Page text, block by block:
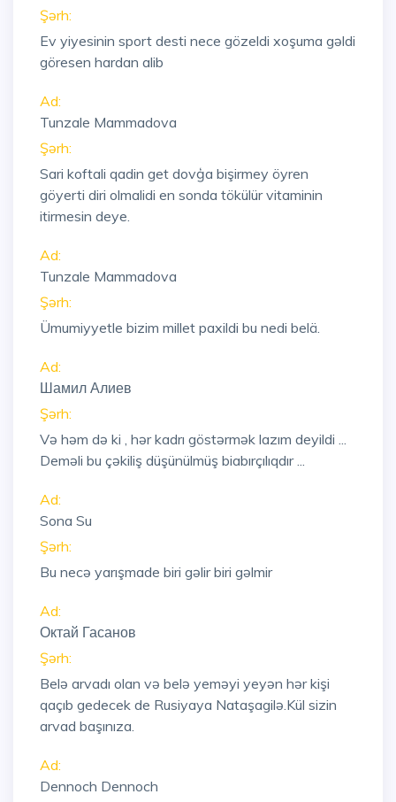
Şərh:
Ev yiyesinin sport desti nece gözeldi xoşuma gəldi
göresen hardan alib
Ad:
Tunzale Mammadova
Şərh:
Sari koftali qadin get dovģa bişirmey öyren
göyerti diri olmalidi en sonda tökülür vitaminin
itirmesin deye.
Ad:
Tunzale Mammadova
Şərh:
Ümumiyyetle bizim millet paxildi bu nedi belä.
Ad:
Шамил Алиев
Şərh:
Və həm də ki , hər kadrı göstərmək lazım deyildi ...
Deməli bu çəkiliş düşünülmüş biabırçılıqdır ...
Ad:
Sona Su
Şərh:
Bu necə yarışmade biri gəlir biri gəlmir
Ad:
Октай Гасанов
Şərh:
Belə arvadı olan və belə yeməyi yeyən hər kişi
qaçıb gedecek de Rusiyaya Nataşagilə.Kül sizin
arvad başınıza.
Ad:
Dennoch Dennoch